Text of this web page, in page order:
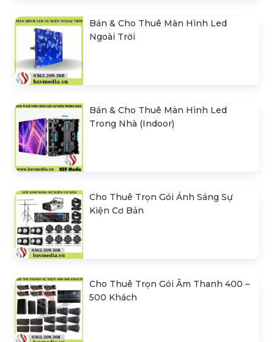
Bán & Cho Thuê Màn Hình Led
Ngoài Trời
Bán & Cho Thuê Màn Hình Led
Trong Nhà (Indoor)
Cho Thuê Trọn Gói Ánh Sáng Sự
Kiện Cơ Bản
Cho Thuê Trọn Gói Âm Thanh 400 –